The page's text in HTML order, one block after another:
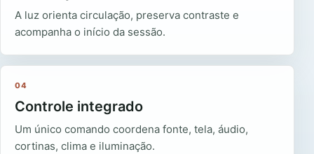
A luz orienta circulação, preserva contraste e
acompanha o início da sessão.
04
Controle integrado
Um único comando coordena fonte, tela, áudio,
cortinas, clima e iluminação.